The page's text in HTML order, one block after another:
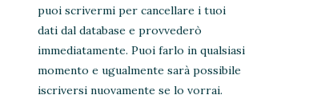
puoi scrivermi per cancellare i tuoi
dati dal database e provvederò
immediatamente. Puoi farlo in qualsiasi
momento e ugualmente sarà possibile
iscriversi nuovamente se lo vorrai.